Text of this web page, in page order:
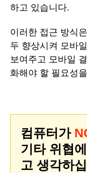
하고 있습니다.
이러한 접근 방식
두 향상시켜 모바
보여주고 모바일
화해야 할 필요성
컴퓨터가
기타 위협
고 생각하